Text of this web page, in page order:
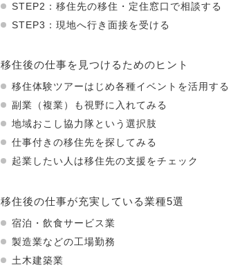
STEP2：移住先の移住・定住窓口で相談する
STEP3：現地へ行き面接を受ける
移住後の仕事を見つけるためのヒント
移住体験ツアーはじめ各種イベントを活用する
副業（複業）も視野に入れてみる
地域おこし協力隊という選択肢
仕事付きの移住先を探してみる
起業したい人は移住先の支援をチェック
移住後の仕事が充実している業種5選
宿泊・飲食サービス業
製造業などの工場勤務
土木建築業